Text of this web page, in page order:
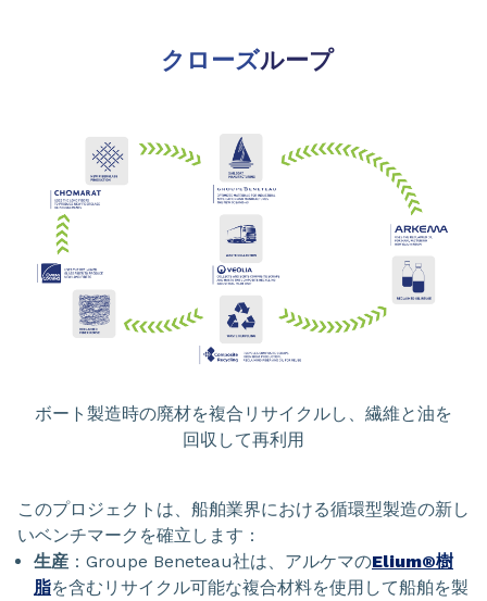
クローズループ
ボート製造時の廃材を複合リサイクルし、繊維と油を
回収して再利用
このプロジェクトは、船舶業界における循環型製造の新し
いベンチマークを確立します：
生産 ：Groupe Beneteau社は、アルケマのElium®樹
脂を含むリサイクル可能な複合材料を使用して船舶を製